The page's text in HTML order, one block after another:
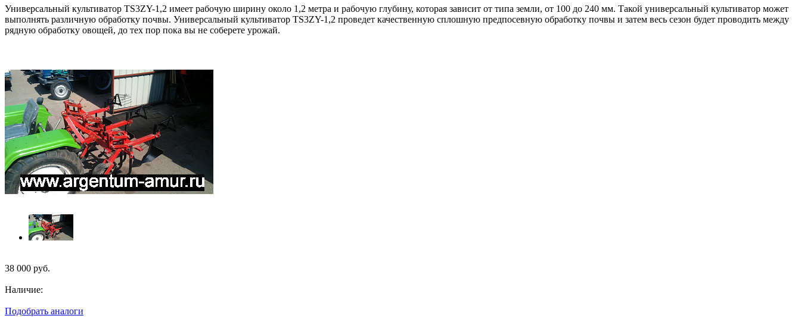
Универсальный культиватор TS3ZY-1,2 имеет рабочую ширину около 1,2 метра и рабочую глубину, которая зависит от типа земли, от 100 до 240 мм. Такой универсальный культиватор может
выполнять различную обработку почвы. Универсальный культиватор TS3ZY-1,2 проведет качественную сплошную предпосевную обработку почвы и затем весь сезон будет проводить между
рядную обработку овощей, до тех пор пока вы не соберете урожай.
38 000 руб.
Наличие:
Подобрать аналоги